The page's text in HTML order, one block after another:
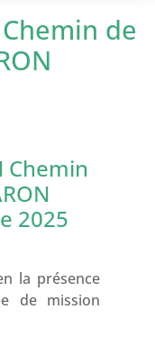
Chemin de
Chemin
2025
la présence
de mission